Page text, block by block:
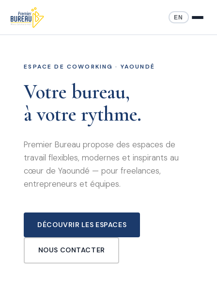
EN
ESPACE DE COWORKING · YAOUNDÉ
Votre bureau,
à votre rythme.
Premier Bureau propose des espaces de
travail flexibles, modernes et inspirants au
cœur de Yaoundé — pour freelances,
entrepreneurs et équipes.
DÉCOUVRIR LES ESPACES
NOUS CONTACTER